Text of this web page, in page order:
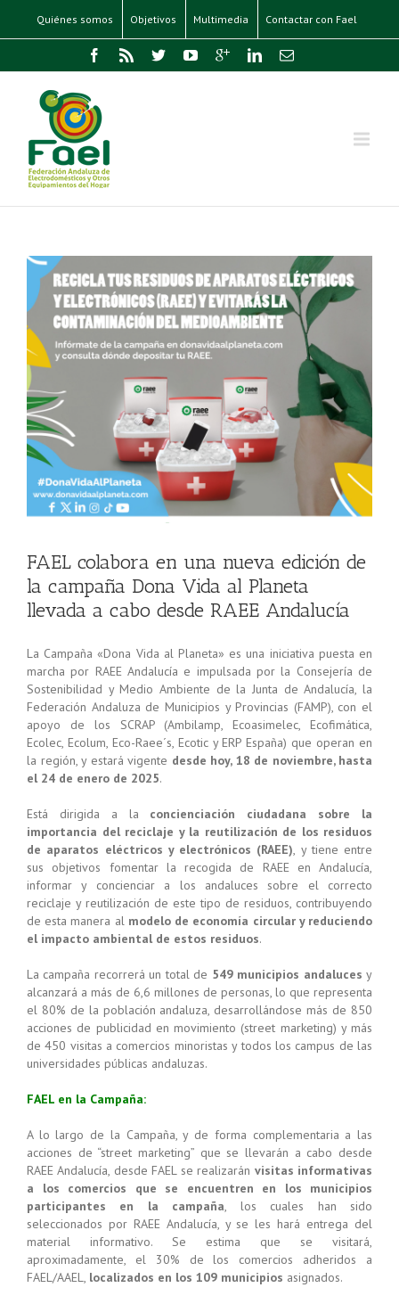
Quiénes somos Objetivos Multimedia Contactar con Fael
FAEL colabora en una nueva edición de
la campaña Dona Vida al Planeta
llevada a cabo desde RAEE Andalucía
La Campaña «Dona Vida al Planeta» es una iniciativa puesta en
marcha por RAEE Andalucía e impulsada por la Consejería de
Sostenibilidad y Medio Ambiente de la Junta de Andalucía, la
Federación Andaluza de Municipios y Provincias (FAMP), con el
apoyo de los SCRAP (Ambilamp, Ecoasimelec, Ecofimática,
Ecolec, Ecolum, Eco-Raee´s, Ecotic y ERP España) que operan en
la región, y estará vigente desde hoy, 18 de noviembre, hasta
el 24 de enero de 2025.
Está dirigida a la concienciación ciudadana sobre la
importancia del reciclaje y la reutilización de los residuos
de aparatos eléctricos y electrónicos (RAEE), y tiene entre
sus objetivos fomentar la recogida de RAEE en Andalucía,
informar y concienciar a los andaluces sobre el correcto
reciclaje y reutilización de este tipo de residuos, contribuyendo
de esta manera almodelo de economía circular y reduciendo
el impacto ambiental de estos residuos.
La campaña recorrerá un total de 549 municipios andaluces y
alcanzará a más de 6,6 millones de personas, lo que representa
el 80% de la población andaluza, desarrollándose más de 850
acciones de publicidad en movimiento (street marketing) y más
de 450 visitas a comercios minoristas y todos los campus de las
universidades públicas andaluzas.
FAEL en la Campaña:
A lo largo de la Campaña, y de forma complementaria a las
acciones de “street marketing” que se llevarán a cabo desde
RAEE Andalucía, desde FAEL se realizarán visitas informativas
a los comercios que se encuentren en los municipios
participantes en la campaña, los cuales han sido
seleccionados por RAEE Andalucía, y se les hará entrega del
material informativo. Se estima que se visitará,
aproximadamente, el 30% de los comercios adheridos a
FAEL/AAEL, localizados en los 109 municipios asignados.